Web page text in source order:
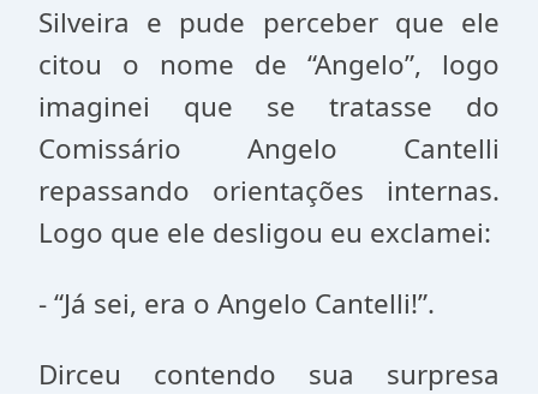
Silveira e pude perceber que ele
citou o nome de “Angelo”, logo
imaginei que se tratasse do
Comissário Angelo Cantelli
repassando orientações internas.
Logo que ele desligou eu exclamei:
- “Já sei, era o Angelo Cantelli!”.
Dirceu contendo sua surpresa